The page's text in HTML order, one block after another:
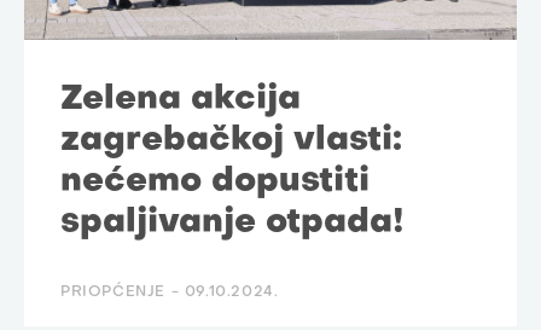
Zelena akcija
zagrebačkoj vlasti:
nećemo dopustiti
spaljivanje otpada!
PRIOPĆENJE - 09.10.2024.